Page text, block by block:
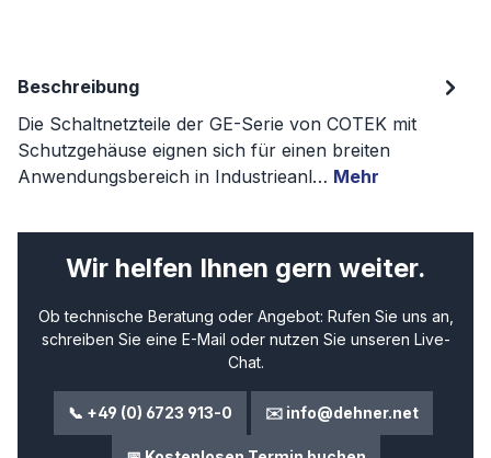
Beschreibung
Die Schaltnetzteile der GE-Serie von COTEK mit
Schutzgehäuse eignen sich für einen breiten
Anwendungsbereich in Industrieanl… Mehr
Wir helfen Ihnen gern weiter.
Ob technische Beratung oder Angebot: Rufen Sie uns an,
schreiben Sie eine E-Mail oder nutzen Sie unseren Live-
Chat.
📞 +49 (0) 6723 913-0 ✉️ info@dehner.net